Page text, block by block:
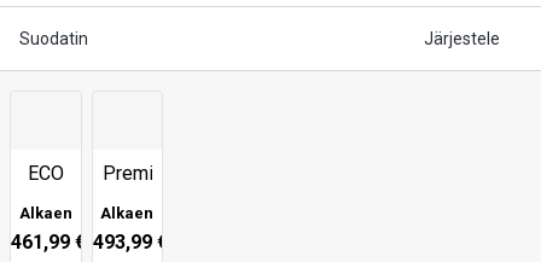
Suodatin Järjestele
ECO
Alkaen
461,99 €
Premium
Alkaen
493,99 €